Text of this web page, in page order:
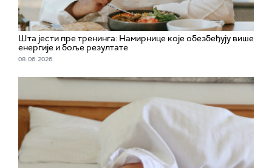
Шта јести пре тренинга: Намирнице које обезбеђују више
енергије и боље резултате
08. 06. 2026.